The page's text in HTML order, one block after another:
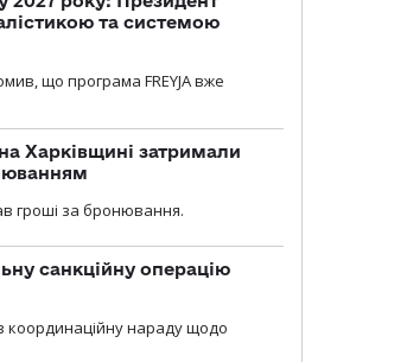
та системою
що програма FREYJA вже
Харківщині затримали
гроші за бронювання.
санкційну операцію
координаційну нараду щодо